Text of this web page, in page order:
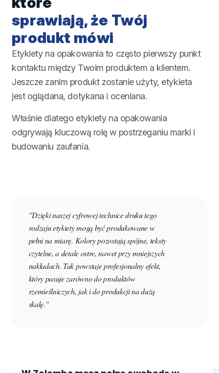
sprawiają, że Twój
produkt mówi
Etykiety na opakowania to często pierwszy punkt
kontaktu między Twoim produktem a klientem.
Jeszcze zanim produkt zostanie użyty, etykieta
jest oglądana, dotykana i oceniana.
Właśnie dlatego etykiety na opakowania
odgrywają kluczową rolę w postrzeganiu marki i
budowaniu zaufania.
"Dzięki naszej cyfrowej technice druku tego
rodzaju etykiety mogą być produkowane w
pełni na miarę. Kolory pozostają spójne, teksty
czytelne, a detale ostre, nawet przy mniejszych
nakładach. Tak powstaje profesjonalny efekt,
który pasuje zarówno do produktów
rzemieślniczych, jak i do produkcji na dużą
skalę."